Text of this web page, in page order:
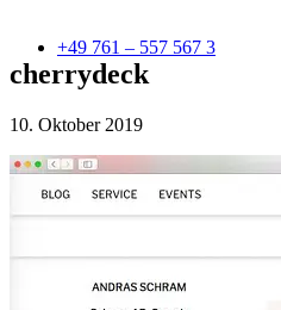
+49 761 – 557 567 3
myStory
Portfolio
cherrydeck
10. Oktober 2019